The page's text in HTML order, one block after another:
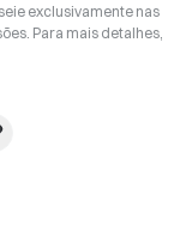
exclusivamente nas
Para mais detalhes,